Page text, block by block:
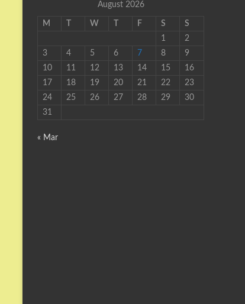
August 2026
M W F S
S
1
2
3
4 5 6 7 8
9
10
11 12 13 14 15
16
17
18 19 20 21 22
23
24
25 26 27 28 29
30
31
« Mar